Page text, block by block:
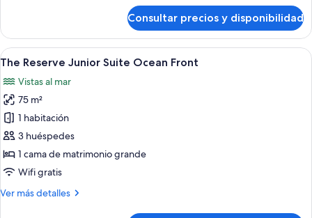
Whirlpool)
junior
(The
Reserve
View
with
Whirlpool)
Consultar precios y disponibilidad
Abrir
todas
las
fotos
de
The
Reserve
Junior
Ocean
Una habitación de hotel moderna
6
The Reserve Junior Suite Ocean Front
Vistas al mar
75 m²
1 habitación
3 huéspedes
1 cama de matrimonio grande
Wifi gratis
Ver más detalles
Más